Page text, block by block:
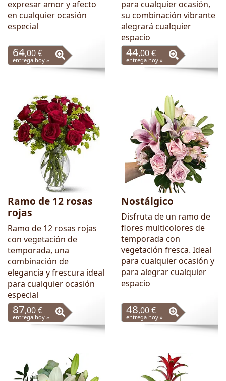
expresar amor y afecto
en cualquier ocasión
especial
64,00 €
entrega hoy »
para cualquier ocasión,
su combinación vibrante
alegrará cualquier
espacio
44,00 €
entrega hoy »
Ramo de 12 rosas
rojas
Ramo de 12 rosas rojas
con vegetación de
temporada, una
combinación de
elegancia y frescura ideal
para cualquier ocasión
especial
87,00 €
entrega hoy »
Nostálgico
Disfruta de un ramo de
flores multicolores de
temporada con
vegetación fresca. Ideal
para cualquier ocasión y
para alegrar cualquier
espacio
48,00 €
entrega hoy »